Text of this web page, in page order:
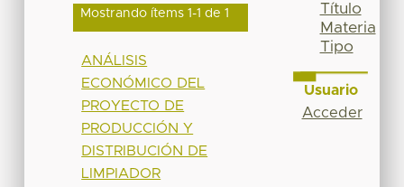
Mostrando ítems 1-1 de 1
ANÁLISIS
ECONÓMICO DEL
PROYECTO DE
PRODUCCIÓN Y
DISTRIBUCIÓN DE
LIMPIADOR
Título
Materia
Tipo
Usuario
Acceder